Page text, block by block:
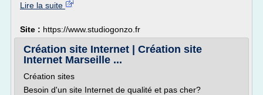
Lire la suite
Site : https://www.studiogonzo.fr
Création site Internet | Création site
Internet Marseille ...
Création sites
Besoin d'un site Internet de qualité et pas cher?